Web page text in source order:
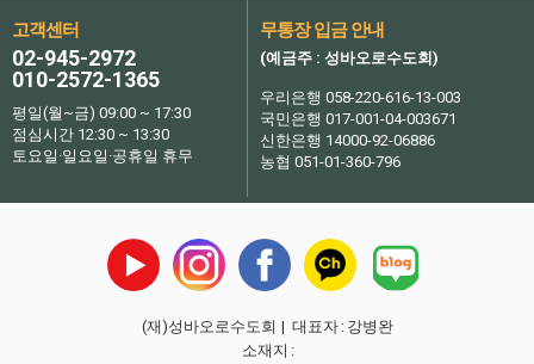
고객센터
02-945-2972
010-2572-1365
평일(월~금) 09:00 ~ 17:30
점심시간 12:30 ~ 13:30
토요일·일요일·공휴일 휴무
무통장 입금 안내
(예금주 : 성바오로수도회)
우리은행 058-220-616-13-003
국민은행 017-001-04-003671
신한은행 14000-92-06886
농협 051-01-360-796
(재)성바오로수도회 | 대표자 : 강병완
소재지 :